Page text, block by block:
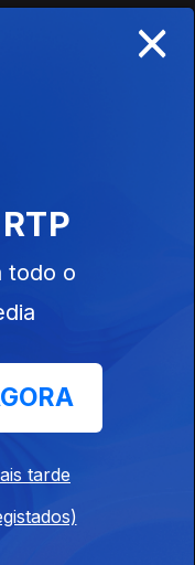
Benfica
inédito
Gabriel
×
todo o
tarde